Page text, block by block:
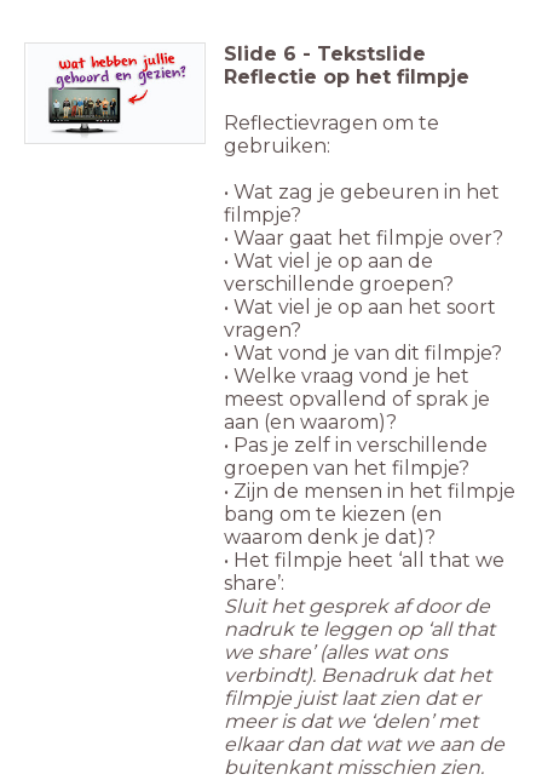
Slide 6 - Tekstslide
Reflectie op het filmpje
Reflectievragen om te
gebruiken:
• Wat zag je gebeuren in het
filmpje?
• Waar gaat het filmpje over?
• Wat viel je op aan de
verschillende groepen?
• Wat viel je op aan het soort
vragen?
• Wat vond je van dit filmpje?
• Welke vraag vond je het
meest opvallend of sprak je
aan (en waarom)?
• Pas je zelf in verschillende
groepen van het filmpje?
• Zijn de mensen in het filmpje
bang om te kiezen (en
waarom denk je dat)?
• Het filmpje heet ‘all that we
share’:
Sluit het gesprek af door de
nadruk te leggen op ‘all that
we share’ (alles wat ons
verbindt). Benadruk dat het
filmpje juist laat zien dat er
meer is dat we ‘delen’ met
elkaar dan dat wat we aan de
buitenkant misschien zien.